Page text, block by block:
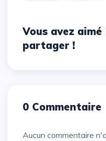
Vous avez aimé ? N'hésitez pas à
partager !
0 Commentaire
Aucun commentaire n'a encore été posté pour cet